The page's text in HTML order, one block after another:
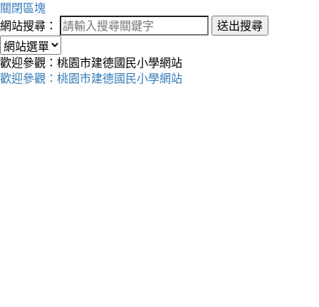
關閉區塊
網站搜尋：
送出搜尋
歡迎參觀：桃園市建德國民小學網站
歡迎參觀：桃園市建德國民小學網站